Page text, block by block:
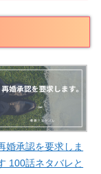
婚承認を要求しま
100話ネタバレと